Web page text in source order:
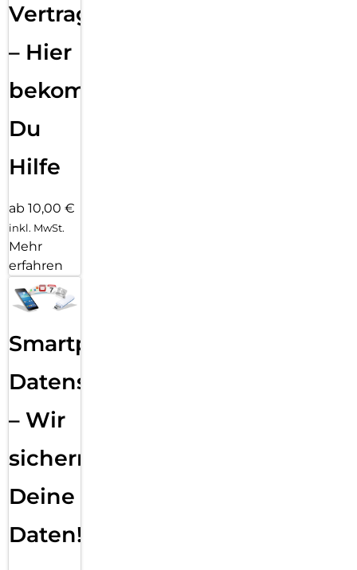
Vertragsabwicklung
– Hier
bekommst
Du
Hilfe
ab 10,00 €
inkl. MwSt.
Mehr
erfahren
Smartphone
Datensicherung
– Wir
sichern
Deine
Daten!